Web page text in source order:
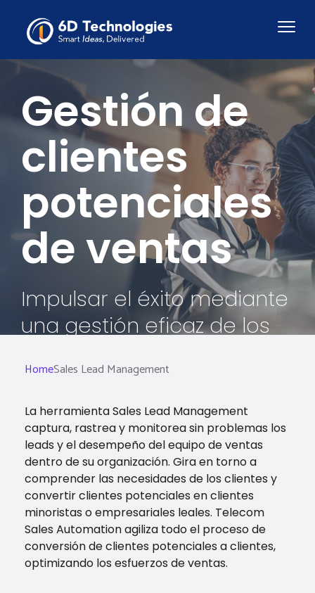
Gestión de
clientes
potenciales
de ventas
Impulsar el éxito mediante
una gestión eficaz de los
ventas
HomeSales Lead Management
La herramienta Sales Lead Management
captura, rastrea y monitorea sin problemas los
leads y el desempeño del equipo de ventas
dentro de su organización. Gira en torno a
comprender las necesidades de los clientes y
convertir clientes potenciales en clientes
minoristas o empresariales leales. Telecom
Sales Automation agiliza todo el proceso de
conversión de clientes potenciales a clientes,
optimizando los esfuerzos de ventas.